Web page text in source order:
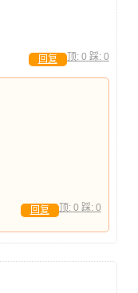
顶: 0 踩: 0
回复
顶: 0 踩: 0
回复